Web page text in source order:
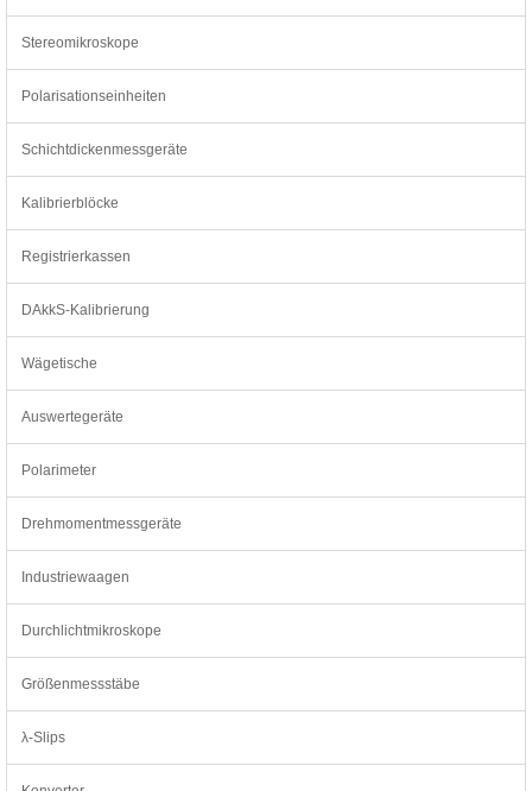
Stereomikroskope
Polarisationseinheiten
Schichtdickenmessgeräte
Kalibrierblöcke
Registrierkassen
DAkkS-Kalibrierung
Wägetische
Auswertegeräte
Polarimeter
Drehmomentmessgeräte
Industriewaagen
Durchlichtmikroskope
Größenmessstäbe
λ-Slips